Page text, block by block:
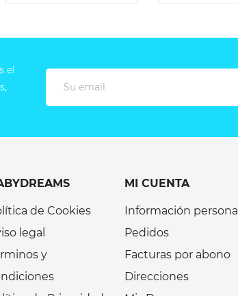
el
de Cookies
legal
y
MI CUENTA
Información personal
Pedidos
Facturas por abono
Direcciones